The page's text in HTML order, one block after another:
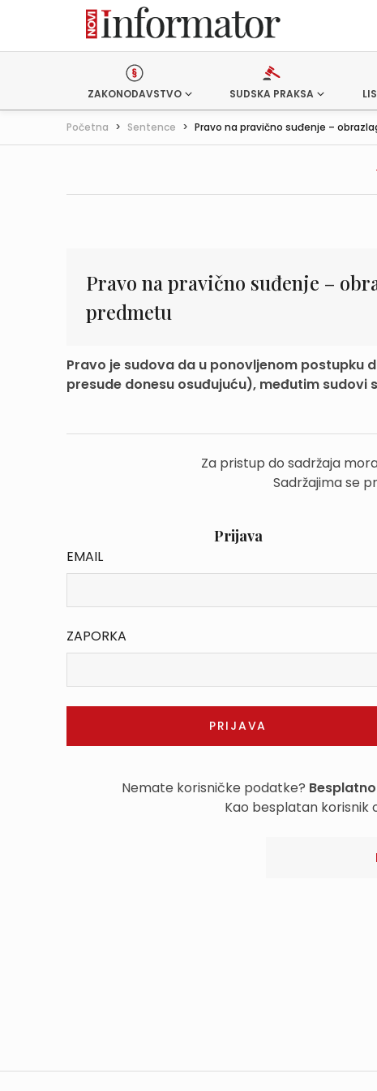
ZAKONODAVSTVO SUDSKA PRAKSA
Početna > Sentence > Pravo na pravično suđenje –
Pravo na pravično suđenje –
predmetu
Pravo je sudova da u ponovljenom postupku
presude donesu osuđujuću), međutim sudovi
Za pristup do sadržaja
Sadržajima se
Prijava
EMAIL
ZAPORKA
Nemate korisničke podatke?
Kao besplatan korisnik